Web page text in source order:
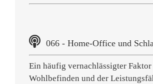
066 - Home-Office und
Ein häufig vernachlässigter Faktor
Wohlbefinden und der